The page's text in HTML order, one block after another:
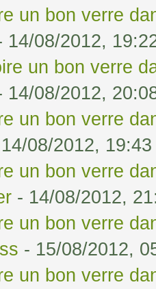
un bon verre
14/08/2012,
un bon verre
14/08/2012,
un bon verre
08/2012, 19:43
un bon verre
- 14/08/2012,
un bon verre
- 15/08/2012,
un bon verre